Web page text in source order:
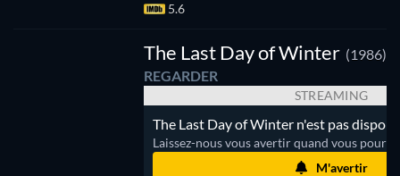
5.6
The Last Day of Winter (1986)
REGARDER
STREAMING
The Last Day of Winter n'est pas
Laissez-nous vous avertir quand vous
M'avertir